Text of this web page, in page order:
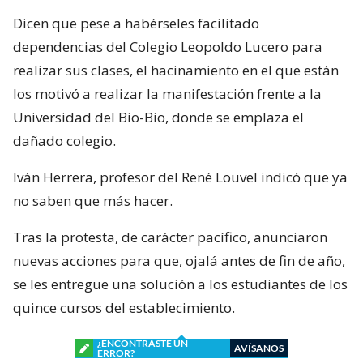
Dicen que pese a habérseles facilitado
dependencias del Colegio Leopoldo Lucero para
realizar sus clases, el hacinamiento en el que están
los motivó a realizar la manifestación frente a la
Universidad del Bio-Bio, donde se emplaza el
dañado colegio.
Iván Herrera, profesor del René Louvel indicó que ya
no saben que más hacer.
Tras la protesta, de carácter pacífico, anunciaron
nuevas acciones para que, ojalá antes de fin de año,
se les entregue una solución a los estudiantes de los
quince cursos del establecimiento.
¿ENCONTRASTE UN
ERROR?
AVÍSANOS